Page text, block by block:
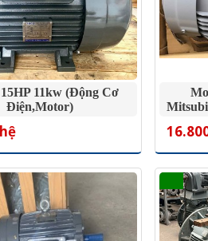
11kw (động Cơ
Điện,motor)